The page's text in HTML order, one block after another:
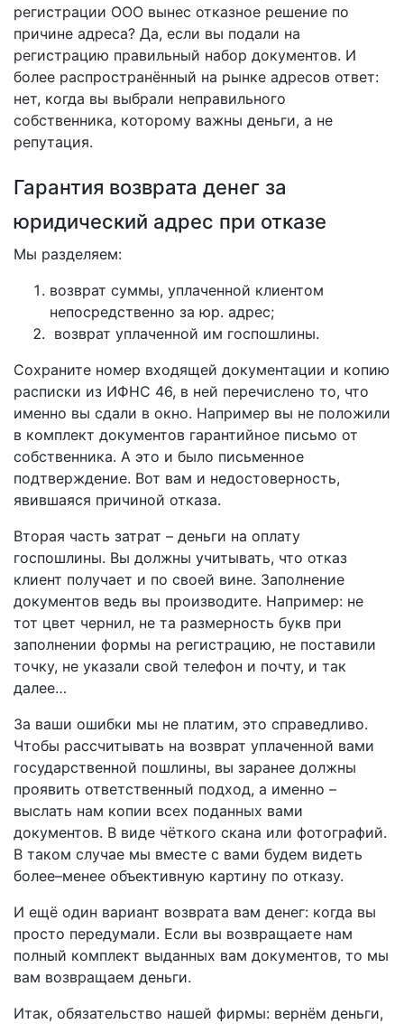
регистрации ООО вынес отказное решение по
причине адреса? Да, если вы подали на
регистрацию правильный набор документов. И
более распространённый на рынке адресов ответ:
нет, когда вы выбрали неправильного
собственника, которому важны деньги, а не
репутация.
Гарантия возврата денег за
юридический адрес при отказе
Мы разделяем:
возврат суммы, уплаченной клиентом
непосредственно за юр. адрес;
возврат уплаченной им госпошлины.
Сохраните номер входящей документации и копию
расписки из ИФНС 46, в ней перечислено то, что
именно вы сдали в окно. Например вы не положили
в комплект документов гарантийное письмо от
собственника. А это и было письменное
подтверждение. Вот вам и недостоверность,
явившаяся причиной отказа.
Вторая часть затрат – деньги на оплату
госпошлины. Вы должны учитывать, что отказ
клиент получает и по своей вине. Заполнение
документов ведь вы производите. Например: не
тот цвет чернил, не та размерность букв при
заполнении формы на регистрацию, не поставили
точку, не указали свой телефон и почту, и так
далее…
За ваши ошибки мы не платим, это справедливо.
Чтобы рассчитывать на возврат уплаченной вами
государственной пошлины, вы заранее должны
проявить ответственный подход, а именно –
выслать нам копии всех поданных вами
документов. В виде чёткого скана или фотографий.
В таком случае мы вместе с вами будем видеть
более–менее объективную картину по отказу.
И ещё один вариант возврата вам денег: когда вы
просто передумали. Если вы возвращаете нам
полный комплект выданных вам документов, то мы
вам возвращаем деньги.
Итак, обязательство нашей фирмы: вернём деньги,